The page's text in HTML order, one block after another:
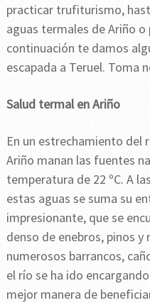
practicar trufiturismo,
aguas termales de Ariño
continuación te damos
escapada a Teruel. Toma
Salud termal en Ariño
En un estrechamiento del
Ariño manan las fuentes
temperatura de 22 ºC. A
estas aguas se suma su
impresionante, que se
denso de enebros, pinos
numerosos barrancos,
el río se ha ido
mejor manera de